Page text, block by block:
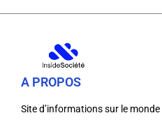
A PROPOS
Site d’informations sur le